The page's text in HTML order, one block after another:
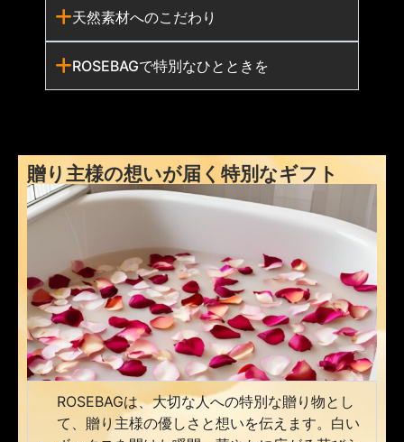
天然素材へのこだわり
ROSEBAGで特別なひとときを
贈り主様の想いが届く特別なギフト
ROSEBAGは、大切な人への特別な贈り物とし
て、贈り主様の優しさと想いを伝えます。白い